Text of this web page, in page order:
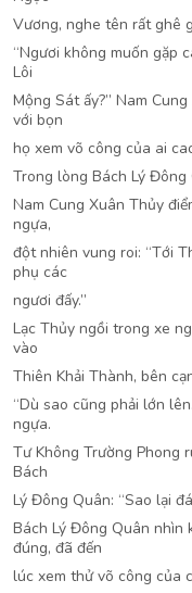
Vương, nghe tên rất ghê
“Ngươi không muốn gặp
Lôi
Mộng Sát ấy?” Nam
với bọn
họ xem võ công của ai
Trong lòng Bách Lý Đông
Nam Cung Xuân Thủy
ngựa,
đột nhiên vung roi: “Tới
phụ các
ngươi đấy.”
Lạc Thủy ngồi trong xe
vào
Thiên Khải Thành, bên
“Dù sao cũng phải lớn
ngựa.
Tư Không Trường Phong
Bách
Lý Đông Quân: “Sao lại
Bách Lý Đông Quân nhìn
đúng, đã đến
lúc xem thử võ công của